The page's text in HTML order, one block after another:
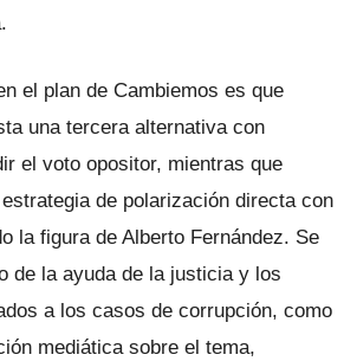
el plan de Cambiemos es que
una tercera alternativa con
el voto opositor, mientras que
de polarización directa con
la figura de Alberto Fernández. Se
de la ayuda de la justicia y los
a los casos de corrupción, como
mediática sobre el tema,